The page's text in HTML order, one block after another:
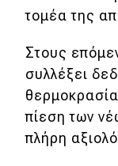
τομέα της
Στους
συλλέξει
πίεση των
πλήρη